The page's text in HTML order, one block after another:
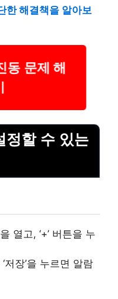
한 해결책을 알아보
동 문제 해
정할 수 있는
열고, ‘+’ 버튼을 누
저장’을 누르면 알람